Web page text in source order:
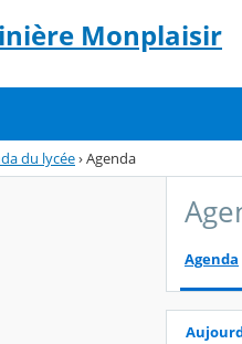
Monplaisir
du lycée›Agenda
Agenda